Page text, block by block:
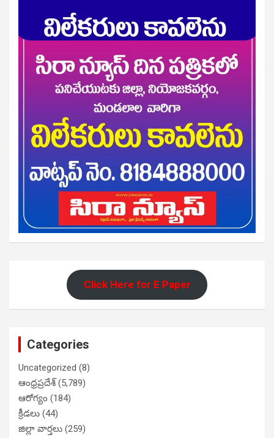
Click Here for E Paper
Categories
Uncategorized (8)
ఆంధ్రప్రదేశ్(5,789)
ఆరోగ్యం (184)
క్రీడలు (44)
జిల్లా వార్తలు (259)